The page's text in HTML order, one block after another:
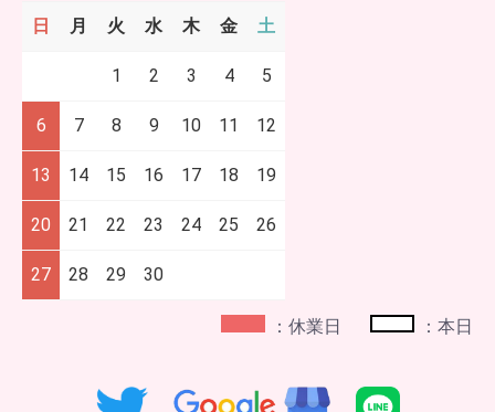
日 月 火 水 木 金 土
1 2 3 4 5
6 7 8 9 10 11 12
13 14 15 16 17 18 19
20 21 22 23 24 25 26
27 28 29 30
：休業日 ：本日